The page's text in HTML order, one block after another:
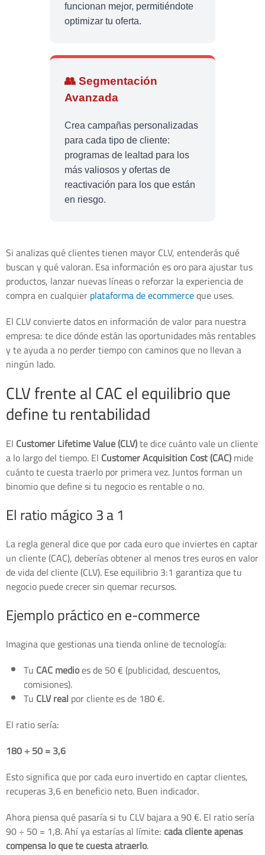
funcionan mejor, permitiéndote
optimizar tu oferta.
👥 Segmentación
Avanzada
Crea campañas personalizadas
para cada tipo de cliente:
programas de lealtad para los
más valiosos y ofertas de
reactivación para los que están
en riesgo.
Si analizas qué clientes tienen mayor CLV, entenderás qué
buscan y qué valoran. Esa información es oro para ajustar tus
productos, lanzar nuevas líneas o reforzar la experiencia de
compra en cualquierplataforma de ecommerceque uses.
El CLV convierte datos en información de valor para nuestra
empresa: te dice dónde están las oportunidades más rentables
y te ayuda a no perder tiempo con caminos que no llevan a
ningún lado.
CLV frente al CAC el equilibrio que
define tu rentabilidad
El Customer Lifetime Value (CLV)te dice cuánto vale un cliente
a lo largo del tiempo. El Customer Acquisition Cost (CAC)mide
cuánto te cuesta traerlo por primera vez. Juntos forman un
binomio que define si tu negocio es rentable o no.
El ratio mágico 3 a 1
La regla general dice que por cada euro que inviertes en captar
un cliente (CAC), deberías obtener al menos tres euros en valor
de vida del cliente (CLV). Ese equilibrio 3:1 garantiza que tu
negocio puede crecer sin quemar recursos.
Ejemplo práctico en e-commerce
Imagina que gestionas una tienda online de tecnología:
Tu CAC medioes de 50 € (publicidad, descuentos,
comisiones).
Tu CLV real por cliente es de 180 €.
El ratio sería:
180 ÷ 50 = 3,6
Esto significa que por cada euro invertido en captar clientes,
recuperas 3,6 en beneficio neto. Buen indicador.
Ahora piensa qué pasaría si tu CLV bajara a 90 €. El ratio sería
90 ÷ 50 = 1,8. Ahí ya estarías al límite:cada cliente apenas
compensa lo que te cuesta atraerlo.